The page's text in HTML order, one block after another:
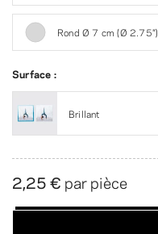
Rond Ø 7 cm (Ø 2.75″)
Surface :
Brillant
2,25 € par pièce